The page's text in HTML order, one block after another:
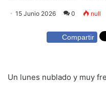
15 Junio 2026 0 null
Compartir
Un lunes nublado y muy